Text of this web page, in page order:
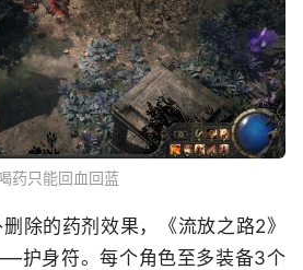
药只能回血回蓝
除的药剂效果，《流放之路2》
护身符。每个角色至多装备3个